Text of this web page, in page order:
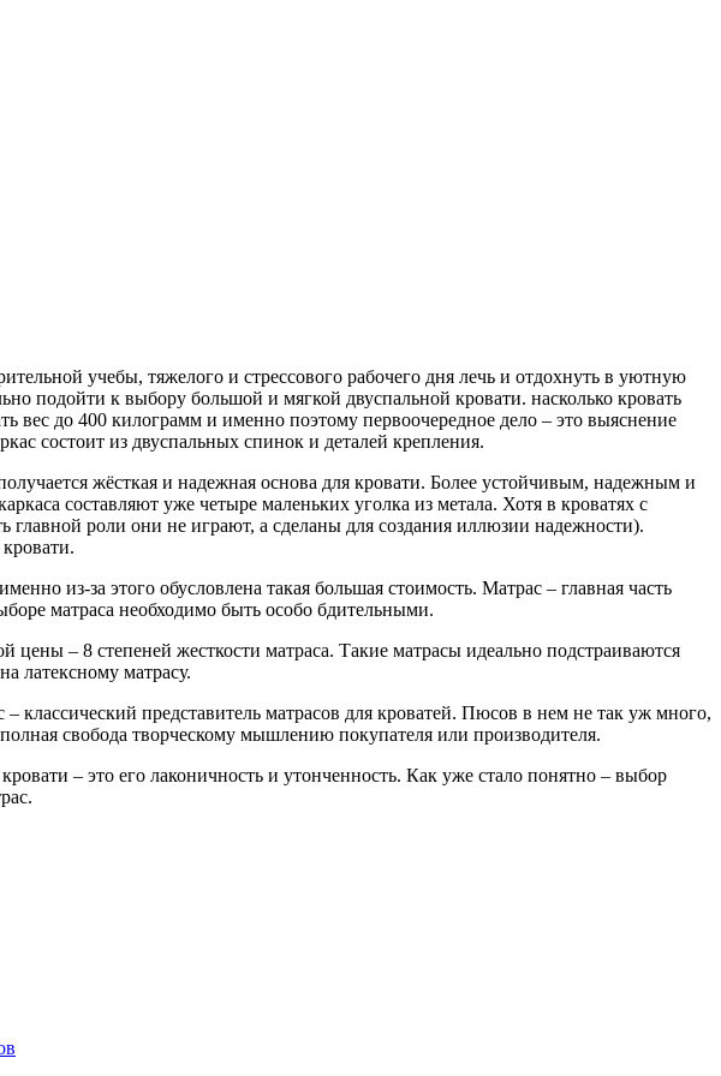
учебы, тяжелого и стрессового рабочего дня лечь и отдохнуть в уютную
подойти к выбору большой и мягкой двуспальной кровати. насколько кровать
вес до 400 килограмм и именно поэтому первоочередное дело – это выяснение
состоит из двуспальных спинок и деталей крепления.
жёсткая и надежная основа для кровати. Более устойчивым, надежным и
составляют уже четыре маленьких уголка из метала. Хотя в кроватях с
главной роли они не играют, а сделаны для создания иллюзии надежности).
из-за этого обусловлена такая большая стоимость. Матрас – главная часть
матраса необходимо быть особо бдительными.
– 8 степеней жесткости матраса. Такие матрасы идеально подстраиваются
латексному матрасу.
представитель матрасов для кроватей. Пюсов в нем не так уж много,
свобода творческому мышлению покупателя или производителя.
– это его лаконичность и утонченность. Как уже стало понятно – выбор